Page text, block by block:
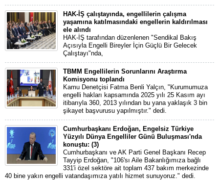
HAK-İŞ çalıştayında, engellilerin çalışma
yaşamına katılmasındaki engellerin kaldırılması
ele alındı
HAK-İŞ tarafından düzenlenen "Sendikal Bakış
Açısıyla Engelli Bireyler İçin Güçlü Bir Gelecek
Çalıştayı"nda,
TBMM Engellilerin Sorunlarını Araştırma
Komisyonu toplandı
Kamu Denetçisi Fatma Benli Yalçın, "Kurumumuza
engelli hakları kapsamında 2025 yılı 25 Kasım ayı
itibarıyla 360, 2013 yılından bu yana yaklaşık 3 bin
şikayet başvurusu yapılmıştır." dedi.
Cumhurbaşkanı Erdoğan, Engelsiz Türkiye
Yüzyılı Dünya Engelliler Günü Buluşması'nda
konuştu: (3)
Cumhurbaşkanı ve AK Parti Genel Başkanı Recep
Tayyip Erdoğan, "106'sı Aile Bakanlığımıza bağlı
331'i özel sektöre ait toplam 437 bakım merkezinde
40 bine yakın engelli vatandaşımıza yatılı hizmet sunuyoruz." dedi.